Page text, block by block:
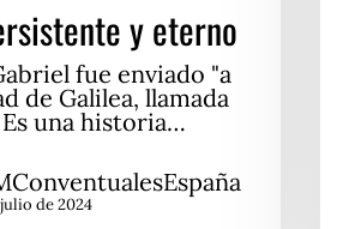
y eterno
fue enviado "a
de Galilea, llamada
una historia…
de 2024